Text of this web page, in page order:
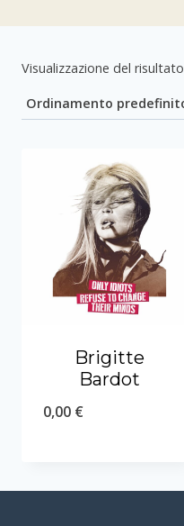
Visualizzazione del risultato
Brigitte
Bardot
0,00 €